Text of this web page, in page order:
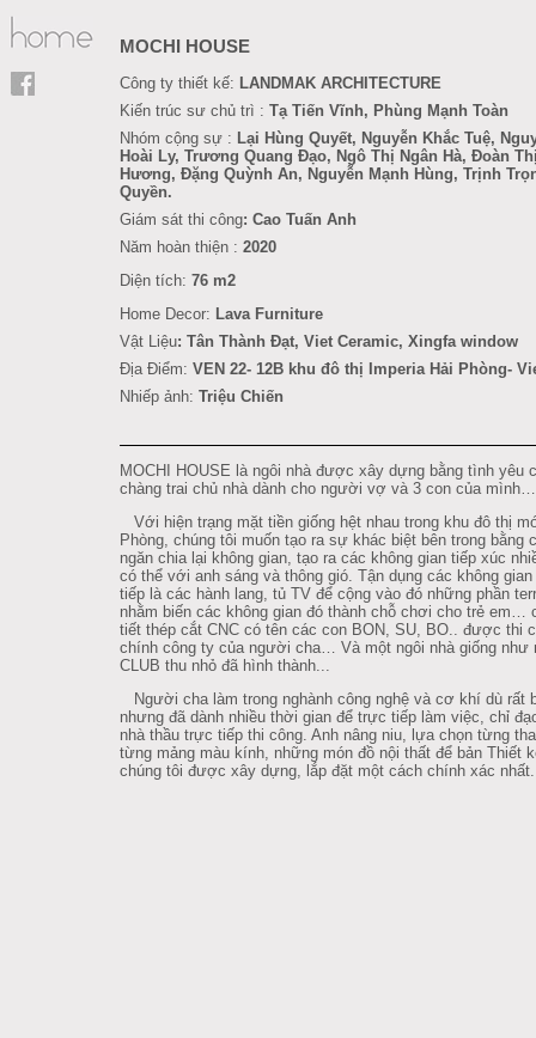
MOCHI HOUSE
Công ty thiết kế: LANDMAK ARCHITECTURE
Kiến trúc sư chủ trì : Tạ Tiến Vĩnh, Phùng Mạnh Toàn
Nhóm cộng sự : Lại Hùng Quyết, Nguyễn Khắc Tuệ,
Hoài Ly, Trương Quang Đạo, Ngô Thị Ngân Hà, Đoàn
Hương, Đặng Quỳnh An, Nguyễn Mạnh Hùng, Trịnh
Quyền.
Giám sát thi công: Cao Tuấn Anh
Năm hoàn thiện : 2020
Diện tích: 76 m2
Home Decor: Lava Furniture
Vật Liệu: Tân Thành Đạt, Viet Ceramic, Xingfa window
Địa Điểm: VEN 22- 12B khu đô thị Imperia Hải Phòng-
Nhiếp ảnh: Triệu Chiến
MOCHI HOUSE là ngôi nhà được xây dựng bằng tình yêu
chàng trai chủ nhà dành cho người vợ và 3 con của mình…
Với hiện trạng mặt tiền giống hệt nhau trong khu đô thị
Phòng, chúng tôi muốn tạo ra sự khác biệt bên trong bằng
ngăn chia lại không gian, tạo ra các không gian tiếp xúc
có thể với anh sáng và thông gió. Tận dụng các không
tiếp là các hành lang, tủ TV để cộng vào đó những phần
nhằm biến các không gian đó thành chỗ chơi cho trẻ em…
tiết thép cắt CNC có tên các con BON, SU, BO.. được thi
chính công ty của người cha… Và một ngôi nhà giống
CLUB thu nhỏ đã hình thành...
Người cha làm trong nghành công nghệ và cơ khí dù rất
nhưng đã dành nhiều thời gian để trực tiếp làm việc, chỉ
nhà thầu trực tiếp thi công. Anh nâng niu, lựa chọn từng
từng mảng màu kính, những món đồ nội thất để bản Thiết
chúng tôi được xây dựng, lắp đặt một cách chính xác nhất.